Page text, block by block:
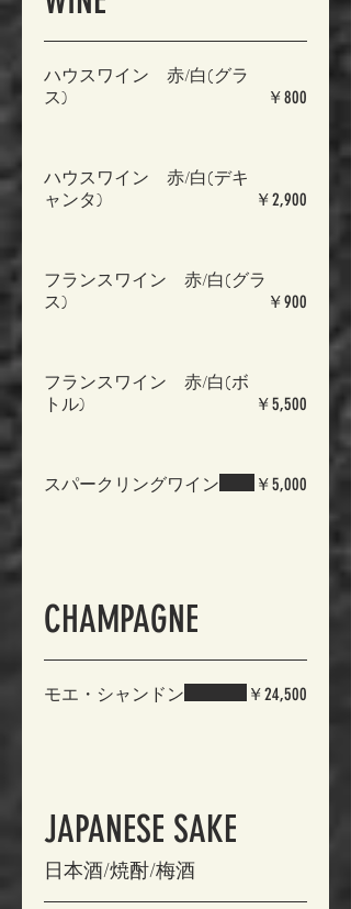
ハウスワイン 赤/白(グラ
ス)
￥800
ハウスワイン 赤/白(デキ
ャンタ)
￥2,900
フランスワイン 赤/白(グラ
ス)
￥900
フランスワイン 赤/白(ボ
トル)
￥5,500
スパークリングワイン ￥5,000
CHAMPAGNE
モエ・シャンドン ￥24,500
JAPANESE SAKE
日本酒/焼酎/梅酒